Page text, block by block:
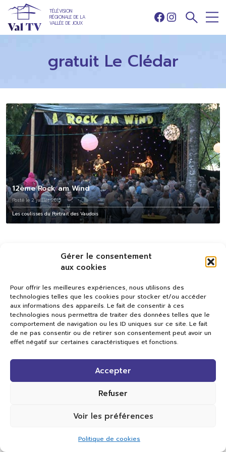
Gérer le consentement
aux cookies
Pour offrir les meilleures expériences, nous utilisons des
technologies telles que les cookies pour stocker et/ou accéder
aux informations des appareils. Le fait de consentir à ces
technologies nous permettra de traiter des données telles que le
comportement de navigation ou les ID uniques sur ce site. Le fait
de ne pas consentir ou de retirer son consentement peut avoir un
effet négatif sur certaines caractéristiques et fonctions.
Accepter
Refuser
Voir les préférences
Politique de cookies
TÉLÉVISION
RÉGIONALE DE LA
VALLÉE DE JOUX
Facebook
Instagram
gratuit Le Clédar
12ème Rock am Wind
Posté le 2 juillet 2015
Les coulisses du Portrait des Vaudois
Val TV
Centre de Compétences Médias
Rue du Pont-Neuf 24
Tous droits réservés.
Réalisation Cavin-Baudat Digital Lab